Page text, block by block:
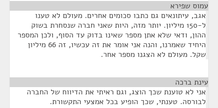
עמוס שפירא
אגב, עיתונאים גם כתבו סכומים אחרים. מעולם לא טענו
ל-150 מיליון. יותר מזה, היות שאני חברה שנסחרת בשוק
ההון, ודאי שלא אתן מספר שאינו בדוק עד הסוף, ולכן המספר
היחיד שאמרנו, והנה אני אומר את זה עכשיו, זה 66 מיליון
שקל. מעולם לא הצגנו מספר אחר.
עינת ברכה
אני לא טוענת שכך הוצג, וגם ראיתי את הדיווח של החברה
לבורסה. טענתי, שכך הופיע בכל אמצעי התקשורת.